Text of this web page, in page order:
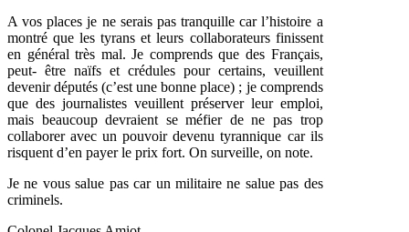
A vos places je ne serais pas tranquille car l’histoire a
montré que les tyrans et leurs collaborateurs finissent
en général très mal. Je comprends que des Français,
peut- être naïfs et crédules pour certains, veuillent
devenir députés (c’est une bonne place) ; je comprends
que des journalistes veuillent préserver leur emploi,
mais beaucoup devraient se méfier de ne pas trop
collaborer avec un pouvoir devenu tyrannique car ils
risquent d’en payer le prix fort. On surveille, on note.
Je ne vous salue pas car un militaire ne salue pas des
criminels.